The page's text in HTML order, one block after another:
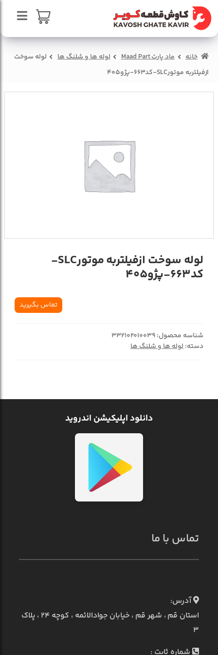
پرش
به
ناوبری
پرش
به
محتوا
صفحه اصلی
سبد خرید
درباره ما
خانه ماد پارت Maad Part لوله ها و شلنگ ها
لوله سوخت
ازفيلتربه موتورSLC-کد663-پژو405
لوله سوخت ازفيلتربه موتورSLC-
کد663-پژو405
تماس بگیرید
شناسه محصول:332102010039
دسته:لوله ها و شلنگ ها
دانلود اپلیکیشن اندروید
تماس با ما
آدرس:
استان قم ، شهر قم ، خیابان جوادالائمه ، کوچه ۲۴ ، پلاک
۳
شماره ثابت :